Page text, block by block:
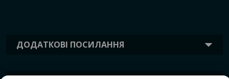
ДОДАТКОВІ ПОСИЛАННЯ